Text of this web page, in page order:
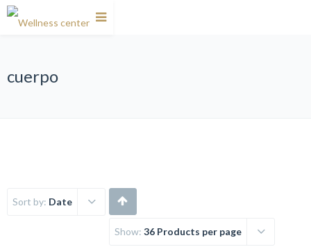
cuerpo
Sort by: Date
Show: 36 Products per page